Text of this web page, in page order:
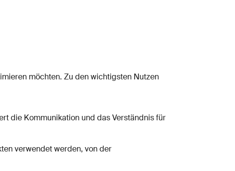
möchten. Zu den wichtigsten Nutzen
die Kommunikation und das Verständnis für
verwendet werden, von der